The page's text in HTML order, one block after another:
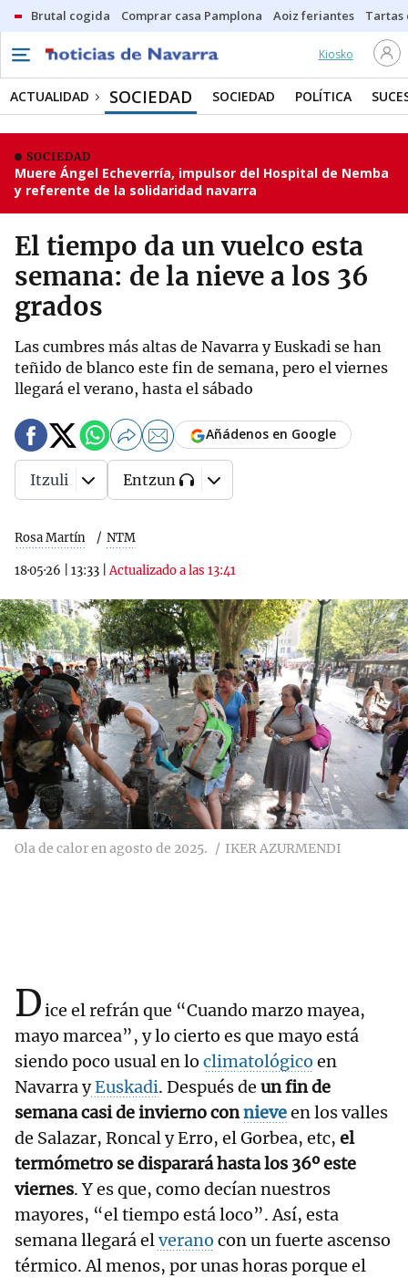
Brutal cogida Comprar casa Pamplona Aoiz feriantes Tartas
Kiosko
ACTUALIDAD SOCIEDAD SOCIEDAD POLÍTICA
SOCIEDAD
Muere Ángel Echeverría, impulsor del Hospital de Nemba
y referente de la solidaridad navarra
El tiempo da un vuelco esta
semana: de la nieve a los 36
grados
Las cumbres más altas de Navarra y Euskadi se han
teñido de blanco este fin de semana, pero el viernes
llegará el verano, hasta el sábado
Rosa Martín NTM
18·05·26 13:33 |Actualizado a las 13:41
Añádenos en Google
Itzuli Entzun
Ola de calor en agosto de 2025. IKER AZURMENDI
Dice el refrán que “Cuando marzo mayea,
mayo marcea”, y lo cierto es que mayo está
siendo poco usual en lo climatológico en
Navarra yEuskadi. Después de un fin de
semana casi de invierno connieveen los valles
de Salazar, Roncal y Erro, el Gorbea, etc, el
termómetro se disparará hasta los 36º este
viernes. Y es que, como decían nuestros
mayores, “el tiempo está loco”. Así, esta
semana llegará elverano con un fuerte ascenso
térmico. Al menos, por unas horas porque el